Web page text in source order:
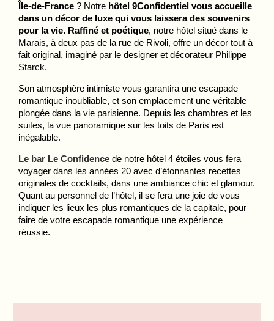
Île-de-France ? Notre hôtel 9Confidentiel vous accueille
dans un décor de luxe qui vous laissera des souvenirs
pour la vie. Raffiné et poétique, notre hôtel situé dans le
Marais, à deux pas de la rue de Rivoli, offre un décor tout à
fait original, imaginé par le designer et décorateur Philippe
Starck.
Son atmosphère intimiste vous garantira une escapade
romantique inoubliable, et son emplacement une véritable
plongée dans la vie parisienne. Depuis les chambres et les
suites, la vue panoramique sur les toits de Paris est
inégalable.
Le bar Le Confidence de notre hôtel 4 étoiles vous fera
voyager dans les années 20 avec d’étonnantes recettes
originales de cocktails, dans une ambiance chic et glamour.
Quant au personnel de l’hôtel, il se fera une joie de vous
indiquer les lieux les plus romantiques de la capitale, pour
faire de votre escapade romantique une expérience
réussie.